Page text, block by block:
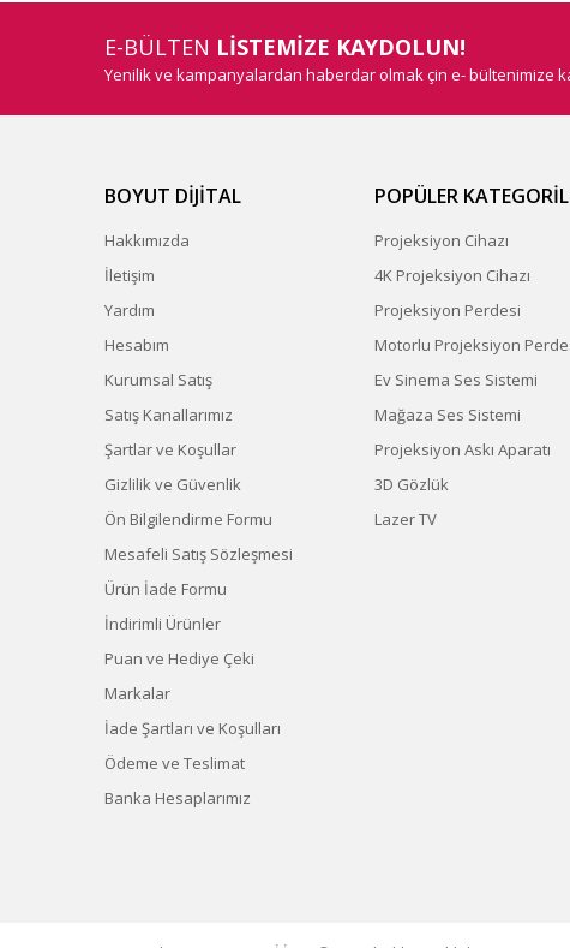
E-BÜLTEN LİSTEMİZE KAYDOLUN!
Yenilik ve kampanyalardan haberdar olmak çin e- bültenimize
BOYUT DİJİTAL
Hakkımızda
İletişim
Yardım
Hesabım
Kurumsal Satış
Satış Kanallarımız
Şartlar ve Koşullar
Gizlilik ve Güvenlik
Ön Bilgilendirme Formu
Mesafeli Satış Sözleşmesi
Ürün İade Formu
İndirimli Ürünler
Puan ve Hediye Çeki
Markalar
İade Şartları ve Koşulları
Ödeme ve Teslimat
Banka Hesaplarımız
POPÜLER
Projeksiyon Cihazı
4K Projeksiyon Cihazı
Projeksiyon Perdesi
Motorlu Projeksiyon
Ev Sinema Ses Sistemi
Mağaza Ses Sistemi
Projeksiyon Askı Aparatı
3D Gözlük
Lazer TV